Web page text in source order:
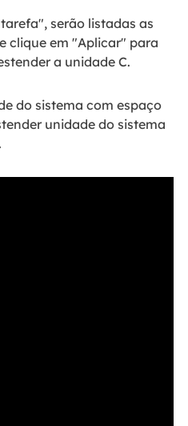
serão listadas as
clique em "Aplicar" para
a unidade C.
do sistema com espaço
unidade do sistema